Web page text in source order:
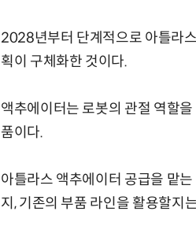
2028년부터 단계적으로 아틀라
획이 구체화한 것이다.
액추에이터는 로봇의 관절 역할
품이다.
아틀라스 액추에이터 공급을 맡
지, 기존의 부품 라인을 활용할지